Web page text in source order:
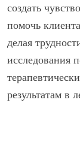
создать
помочь
делая
исследования
результатам в